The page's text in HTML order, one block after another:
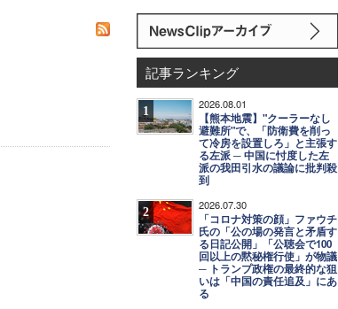
記事ランキング
1 2026.08.01
【熊本地震】"クーラーなし
避難所"で、「防衛費を削っ
て冷房を設置しろ」と主張す
る左派 ─ 中国に忖度した左
派の我田引水の議論に批判殺
到
2 2026.07.30
「コロナ対策の顔」ファウチ
氏の「公の場の発言と矛盾す
る日記公開」「公聴会で100
回以上の黙秘権行使」が物議
─ トランプ政権の最終的な狙
いは「中国の責任追及」にあ
る